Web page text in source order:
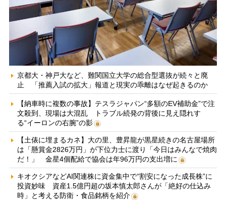
京都大・神戸大など、難関国立大学の総合型選抜が続々と廃
止 「推薦入試の拡大」報道と現実の乖離はなぜ起きるのか
【納車時に複数の事故】テスラジャパン“多額のEV補助金”で注
文殺到、現場は大混乱 トラブル続発の背後に見え隠れす
る“イーロンの右腕”の影
【土俵に埋まるカネ】大の里、豊昇龍が黒星続きの名古屋場所
は「懸賞金2826万円」が下位力士に渡り「今日はみんなで焼肉
だ！」 金星4個配給で協会は年96万円の支出増に
キオクシアなどAI関連株に資金集中で“割安になった成長株”に
投資妙味 資産1.5億円超の坂本慎太郎さんが「絶好の仕込み
時」と考える防衛・食品銘柄を紹介